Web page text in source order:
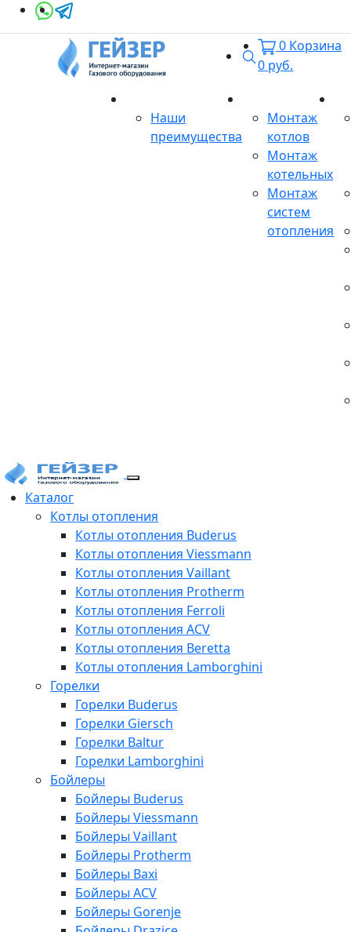
Поиск
0 Корзина
0 руб.
Наши
преимущества
Монтаж
котлов
Монтаж
котельных
Монтаж
систем
отопления
Каталог
Котлы отопления
Котлы отопления Buderus
Котлы отопления Viessmann
Котлы отопления Vaillant
Котлы отопления Protherm
Котлы отопления Ferroli
Котлы отопления ACV
Котлы отопления Beretta
Котлы отопления Lamborghini
Горелки
Горелки Buderus
Горелки Giersch
Горелки Baltur
Горелки Lamborghini
Бойлеры
Бойлеры Buderus
Бойлеры Viessmann
Бойлеры Vaillant
Бойлеры Protherm
Бойлеры Baxi
Бойлеры ACV
Бойлеры Gorenje